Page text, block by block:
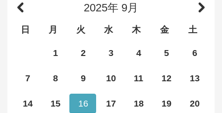
2025年 9月
日 月 火 水 木 金 土
1 2 3 4 5 6
7 8 9 10 11 12 13
14 15 16 17 18 19 20